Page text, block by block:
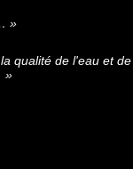
»
qualité de l'eau et de
»